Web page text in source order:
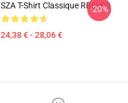
SZA T-Shirt Classique RB0903
24,38 € - 28,06 €
-20%